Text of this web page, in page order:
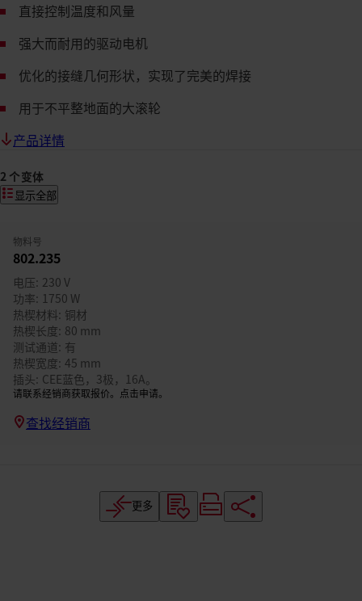
直接控制温度和风量
强大而耐用的驱动电机
优化的接缝几何形状，实现了完美的焊接
用于不平整地面的大滚轮
产品详情
2 个变体
显示全部
物料号
802.235
电压 230 V
功率 1750 W
热楔材料 铜材
热楔长度 80 mm
测试通道 有
热楔宽度 45 mm
插头 CEE蓝色，3极，16A。
请联系经销商获取报价。点击申请。
查找经销商
更多